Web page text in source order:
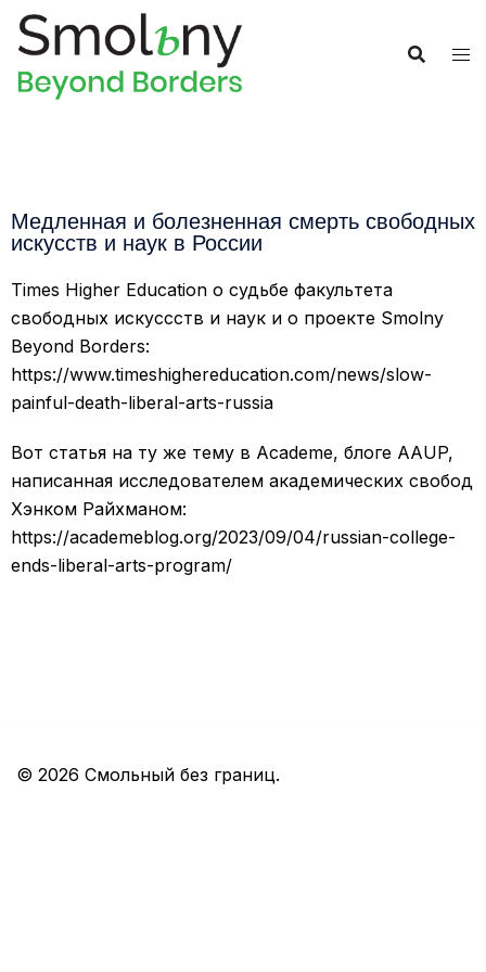
Медленная и болезненная смерть свободных
искусств и наук в России
Times Higher Education o судьбе факультета
свободных искуссств и наук и о проекте Smolny
Beyond Borders:
https://www.timeshighereducation.com/news/slow-
painful-death-liberal-arts-russia
Вот статья на ту же тему в Academe, блоге AAUP,
написанная исследователем академических свобод
Хэнком Райхманом:
https://academeblog.org/2023/09/04/russian-college-
ends-liberal-arts-program/
© 2026 Смольный без границ.